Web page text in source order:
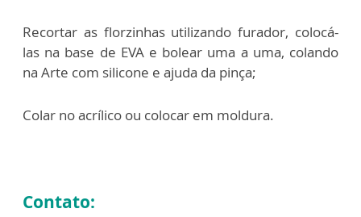
Recortar as florzinhas utilizando furador, colocá-
las na base de EVA e bolear uma a uma, colando
na Arte com silicone e ajuda da pinça;
Colar no acrílico ou colocar em moldura.
Contato: